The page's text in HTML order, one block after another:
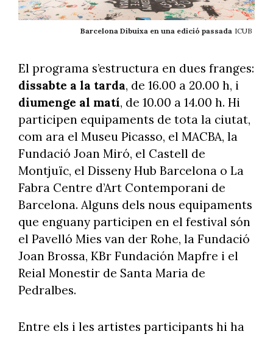
Barcelona Dibuixa en una edició passada ICUB
El programa s’estructura en dues franges:
dissabte a la tarda, de 16.00 a 20.00 h, i
diumenge al matí, de 10.00 a 14.00 h. Hi
participen equipaments de tota la ciutat,
com ara el Museu Picasso, el MACBA, la
Fundació Joan Miró, el Castell de
Montjuïc, el Disseny Hub Barcelona o La
Fabra Centre d’Art Contemporani de
Barcelona. Alguns dels nous equipaments
que enguany participen en el festival són
el Pavelló Mies van der Rohe, la Fundació
Joan Brossa, KBr Fundación Mapfre i el
Reial Monestir de Santa Maria de
Pedralbes.
Entre els i les artistes participants hi ha